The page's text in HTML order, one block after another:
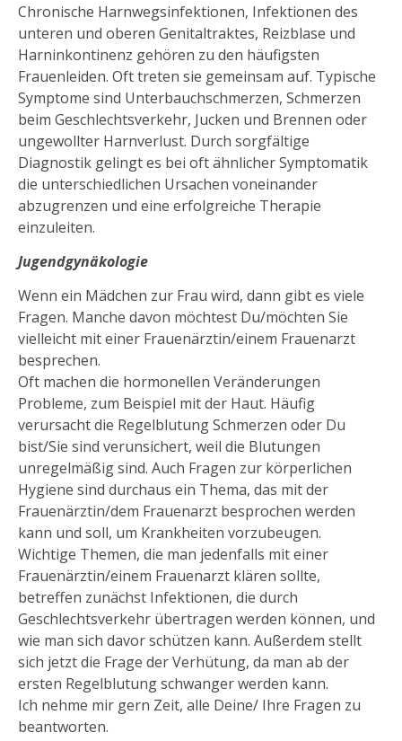
Chronische Harnwegsinfektionen, Infektionen des
unteren und oberen Genitaltraktes, Reizblase und
Harninkontinenz gehören zu den häufigsten
Frauenleiden. Oft treten sie gemeinsam auf. Typische
Symptome sind Unterbauchschmerzen, Schmerzen
beim Geschlechtsverkehr, Jucken und Brennen oder
ungewollter Harnverlust. Durch sorgfältige
Diagnostik gelingt es bei oft ähnlicher Symptomatik
die unterschiedlichen Ursachen voneinander
abzugrenzen und eine erfolgreiche Therapie
einzuleiten.
Jugendgynäkologie
Wenn ein Mädchen zur Frau wird, dann gibt es viele
Fragen. Manche davon möchtest Du/möchten Sie
vielleicht mit einer Frauenärztin/einem Frauenarzt
besprechen.
Oft machen die hormonellen Veränderungen
Probleme, zum Beispiel mit der Haut. Häufig
verursacht die Regelblutung Schmerzen oder Du
bist/Sie sind verunsichert, weil die Blutungen
unregelmäßig sind. Auch Fragen zur körperlichen
Hygiene sind durchaus ein Thema, das mit der
Frauenärztin/dem Frauenarzt besprochen werden
kann und soll, um Krankheiten vorzubeugen.
Wichtige Themen, die man jedenfalls mit einer
Frauenärztin/einem Frauenarzt klären sollte,
betreffen zunächst Infektionen, die durch
Geschlechtsverkehr übertragen werden können, und
wie man sich davor schützen kann. Außerdem stellt
sich jetzt die Frage der Verhütung, da man ab der
ersten Regelblutung schwanger werden kann.
Ich nehme mir gern Zeit, alle Deine/ Ihre Fragen zu
beantworten.